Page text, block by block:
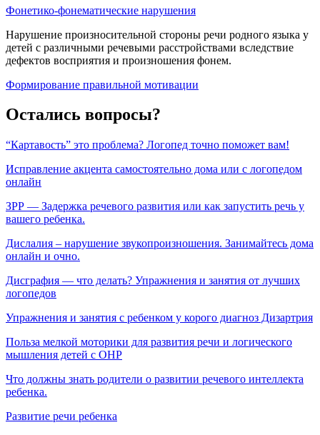
Фонетико-фонематические нарушения
Нарушение произносительной стороны речи родного языка у
детей с различными речевыми расстройствами вследствие
дефектов восприятия и произношения фонем.
Формирование правильной мотивации
Остались вопросы?
“Картавость” это проблема? Логопед точно поможет вам!
Исправление акцента самостоятельно дома или с логопедом
онлайн
ЗРР — Задержка речевого развития или как запустить речь у
вашего ребенка.
Дислалия – нарушение звукопроизношения. Занимайтесь дома
онлайн и очно.
Дисграфия — что делать? Упражнения и занятия от лучших
логопедов
Упражнения и занятия с ребенком у корого диагноз Дизартрия
Польза мелкой моторики для развития речи и логического
мышления детей с ОНР
Что должны знать родители о развитии речевого интеллекта
ребенка.
Развитие речи ребенка